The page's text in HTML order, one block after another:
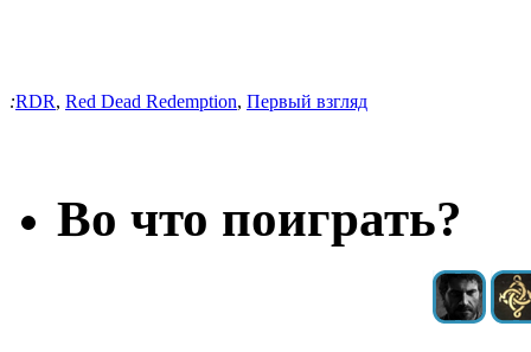
:RDR, Red Dead Redemption, Первый взгляд
Во что поиграть?